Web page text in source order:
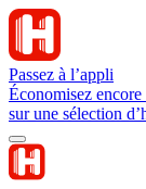
Passez à l’appli
Économisez
sur une sélection